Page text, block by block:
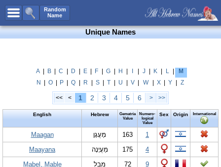
Random
Name
All Names
Boy Names
Unisex Names
Popular Names
Celebs B. DaysNew!
Numerology
Unique Names
A B C D E F G H J K L
M
N
O P Q R S T U V W X Y Z
<< < 1 2 3 4 5 6 > >>
English Hebrew
Gematria
Value
Numero-
logical
Value
Sex Origin International
Maagan מַעֲגָן 163
1
Maayana
מַעֲיָנָה 175
4
Mabel, Mable
מבל 72
9